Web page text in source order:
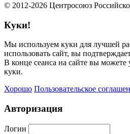
© 2012-2026 Центросоюз
Куки!
Мы используем куки для лучшей
использовать сайт, вы
В конце сеанса на сайте вы можете
куки.
Хорошо Пользовательское
Авторизация
Логин